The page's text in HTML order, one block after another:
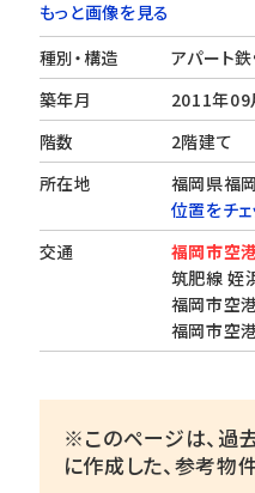
もっと画像を見る
種別・構造
アパート
築年月
2011年09
階数
2階建て
所在地
福岡県福
位置をチェ
交通
福岡市空
筑肥線 姪
福岡市空
福岡市空
※このページは、過
に作成した、参考物